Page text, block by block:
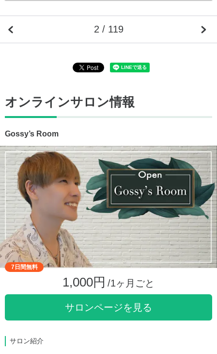
2 / 119
オンラインサロン情報
Gossy’s Room
7日間無料
1,000円 /1ヶ月ごと
サロンページを見る
サロン紹介